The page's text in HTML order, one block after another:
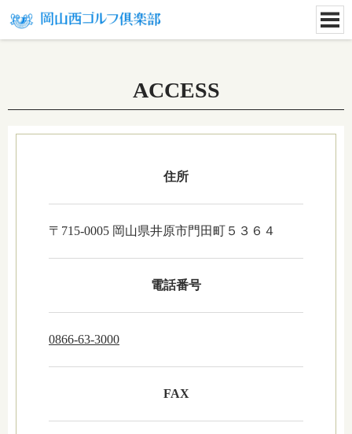
ACCESS
住所
〒715-0005 岡山県井原市門田町５３６４
電話番号
0866-63-3000
FAX